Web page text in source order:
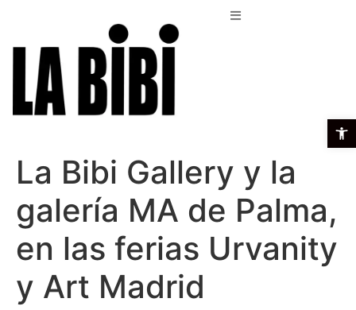
La Bibi Gallery y la
galería MA de Palma,
en las ferias Urvanity
y Art Madrid